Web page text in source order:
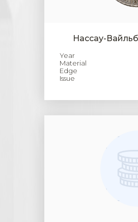
Нассау-
Year
Material
Edge
Issue